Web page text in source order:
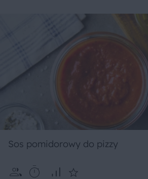
Sos pomidorowy do pizzy